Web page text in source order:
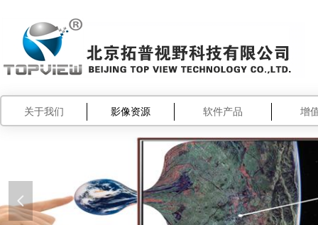
关于我们 影像资源 软件产品 增
넳